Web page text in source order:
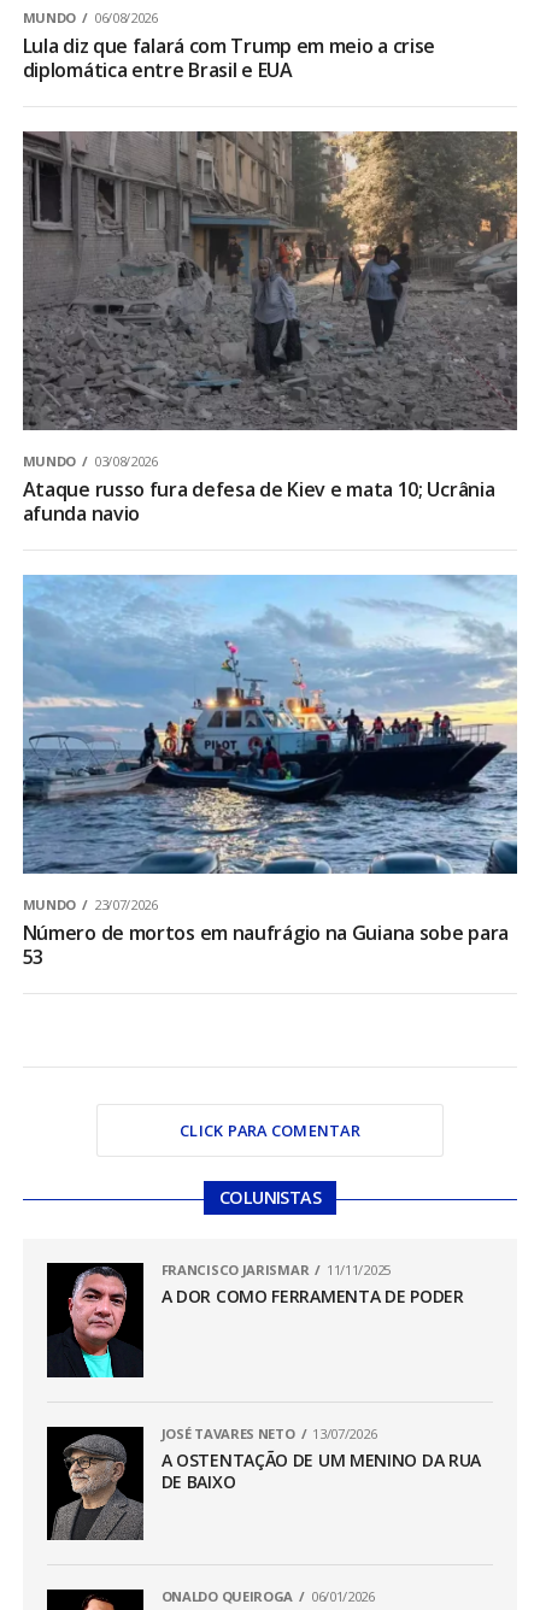
MUNDO 06/08/2026
Lula diz que falará com Trump em meio a crise
diplomática entre Brasil e EUA
MUNDO 03/08/2026
Ataque russo fura defesa de Kiev e mata 10; Ucrânia
afunda navio
MUNDO 23/07/2026
Número de mortos em naufrágio na Guiana sobe para
53
CLICK PARA COMENTAR
COLUNISTAS
FRANCISCO JARISMAR 11/11/2025
A DOR COMO FERRAMENTA DE PODER
JOSÉ TAVARES NETO 13/07/2026
A OSTENTAÇÃO DE UM MENINO DA RUA
DE BAIXO
ONALDO QUEIROGA 06/01/2026